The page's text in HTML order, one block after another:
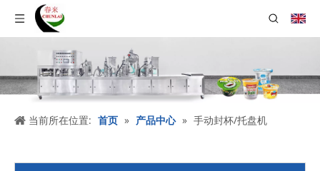
当前所在位置: 首页 » 产品中心 » 手动封杯/托盘机